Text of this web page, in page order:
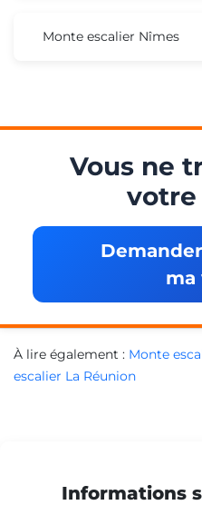
Monte escalier Nîmes
Vous ne
votre
ma
À lire également : Monte
escalier La Réunion
Informations